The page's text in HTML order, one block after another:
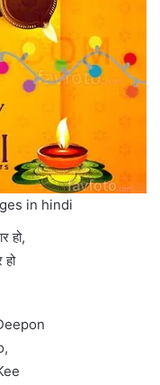
in hindi
हो,